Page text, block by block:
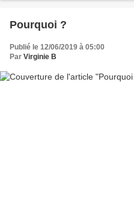
Pourquoi ?
Publié le 12/06/2019 à 05:00
Par Virginie B